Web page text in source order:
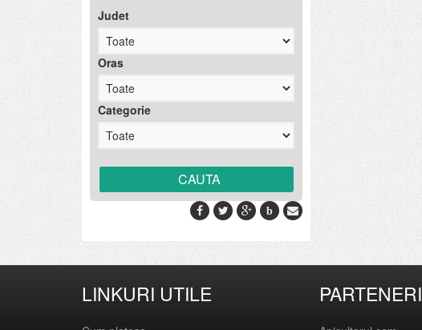
Judet
Oras
Categorie
b
LINKURI UTILE PARTENERI